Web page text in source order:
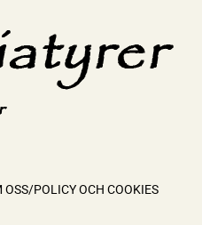
OSS/POLICY OCH COOKIES